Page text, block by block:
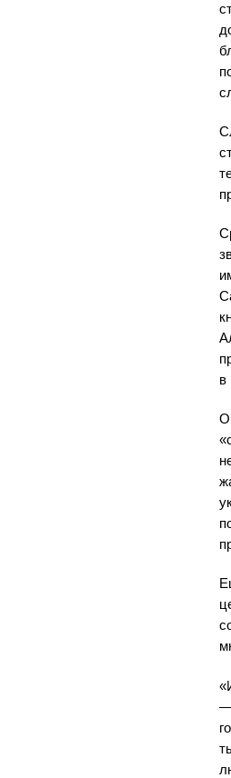
в
—